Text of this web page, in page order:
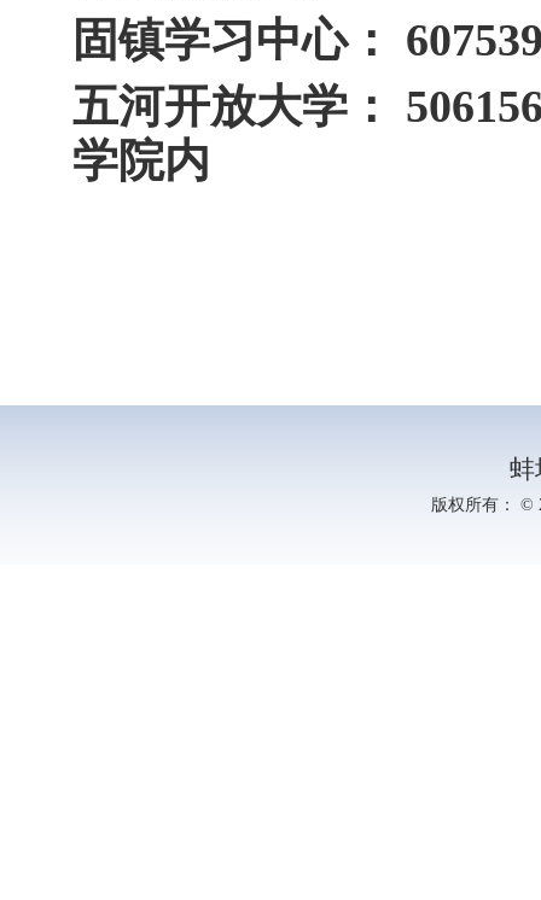
固镇学习中心：
五河开放大学：
学院内
蚌
版权所有： ©